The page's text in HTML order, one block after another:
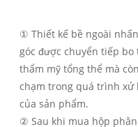
① Thiết kế bề ngoài
góc được chuyển tiếp
thẩm mỹ tổng thể mà
chạm trong quá trình xử
của sản phẩm.
② Sau khi mua hộp